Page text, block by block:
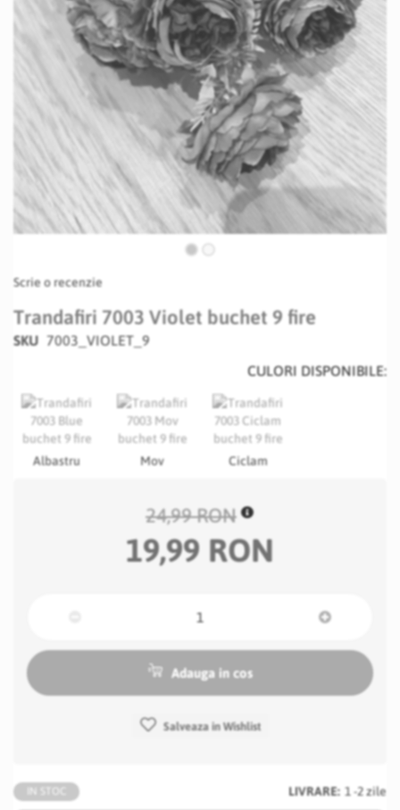
to
beginning
of
gallery
Scrie o recenzie
Trandafiri 7003 Violet buchet 9 fire
SKU 7003_VIOLET_9
LIVRARE: 1 -2 zile
CULORI DISPONIBILE:
Albastru Mov Ciclam
24,99 RON
19,99 RON
Adauga in cos
Salveaza in Wishlist